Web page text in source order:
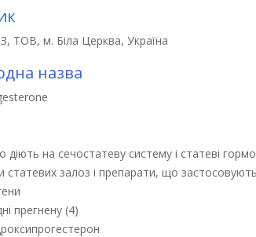
ТОВ, м. Біла Церква, Україна
назва
на сечостатеву систему і статеві
статевих залоз і препарати, що
прегнену (4)